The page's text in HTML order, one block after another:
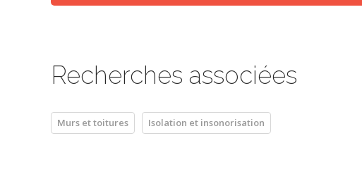
Recherches associées
Murs et toitures Isolation et insonorisation